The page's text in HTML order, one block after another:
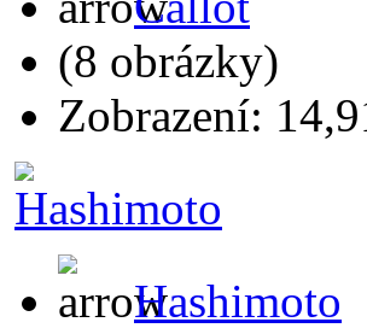
(8 obrázky)
Zobrazení:
Hashimoto